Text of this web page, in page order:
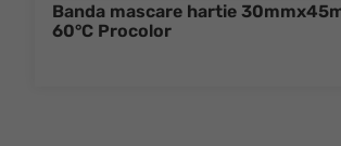
Banda mascare hartie
60°C Procolor